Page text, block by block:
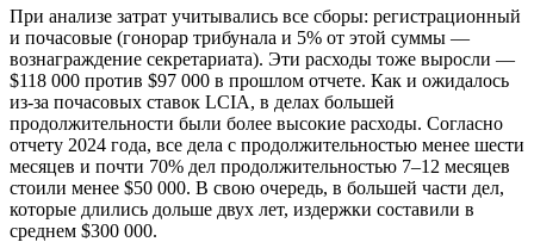
При анализе затрат учитывались все сборы: регистрационный
и почасовые (гонорар трибунала и 5% от этой суммы —
вознаграждение секретариата). Эти расходы тоже выросли —
$118 000 против $97 000 в прошлом отчете. Как и ожидалось
из-за почасовых ставок LCIA, в делах большей
продолжительности были более высокие расходы. Согласно
отчету 2024 года, все дела с продолжительностью менее шести
месяцев и почти 70% дел продолжительностью 7–12 месяцев
стоили менее $50 000. В свою очередь, в большей части дел,
которые длились дольше двух лет, издержки составили в
среднем $300 000.